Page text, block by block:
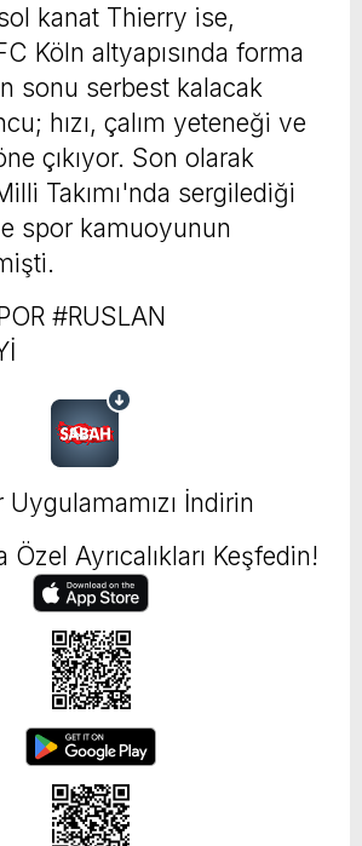
kanat Thierry ise,
Köln altyapısında forma
sonu serbest kalacak
hızı, çalım yeteneği ve
çıkıyor. Son olarak
Takımı'nda sergilediği
spor kamuoyunun
#RUSLAN
İndirin
Ayrıcalıkları Keşfedin!